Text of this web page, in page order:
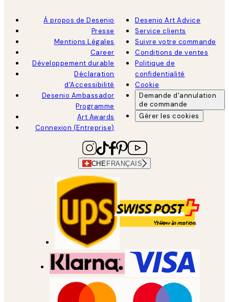
À propos de Desenio
Presse
Mentions Légales
Career
Développement durable
Déclaration
d'Accessibilité
Desenio Ambassador
Programme
Art Awards
Connexion (Entreprise)
Desenio Art Advice
Service clients
Suivre votre commande
Conditions de ventes
Politique de
confidentialité
Cookie
Demande d'annulation
de commande
Gérer les cookies
CHE FRANÇAIS